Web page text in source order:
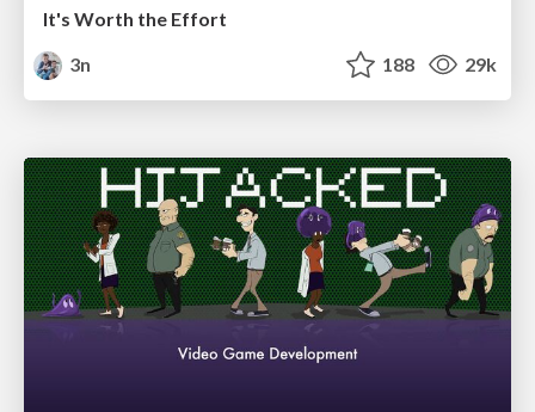
It's Worth the Effort
3n
188 29k